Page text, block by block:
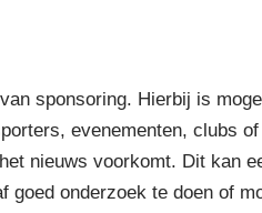
sponsoring. Hierbij is
evenementen, clubs
nieuws voorkomt. Dit kan
onderzoek te doen of